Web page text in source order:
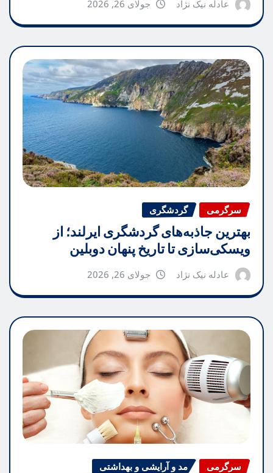
عادله نیک نژاد جولای 26, 2026
سرگرمی گردشگری
بهترین جاذبه‌های گردشگری ایرلند؛ از
ویسکی‌سازی تا تاریخ پنهان دوبلین
عادله نیک نژاد جولای 26, 2026
سرگرمی مد و آرایشی و بهداشتی